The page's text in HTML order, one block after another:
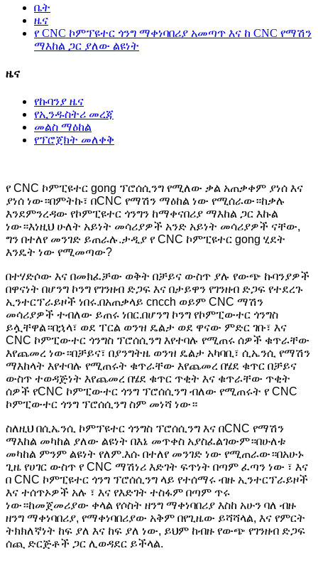
ቤት
ዜና
የ CNC ኮምፕዩተር ጎንግ ማቀነባበሪያ አመጣጥ እና ከ CNC የማሽን
ማእከል ጋር ያለው ልዩነት
ዜና
የኩባንያ ዜና
የኢንዱስትሪ መረጃ
መልስ ማዕከል
የፕሮጀክት መለቀቅ
የ CNC ኮምፒዩተር gong ፕሮሰሲንግ የሚለው ቃል አጠቃቀም ያነሰ እና
ያነሰ ነው።በምትኩ፣ በCNC የማሽን ማዕከል ነው የሚሰራው።ከቃሉ
እንደምንረዳው የኮምፒዩተር ጎንግን ከማቀናበሪያ ማእከል ጋር እኩል
ነው።እነዚህ ሁለት አይነት መሳሪያዎች አንድ አይነት መሳሪያዎች ናቸው,
ግን በተለየ መንገድ ይጠራሉ.ታዲያ የ CNC ኮምፒዩተር gong ሂደት
እንዴት ነው የሚመጣው?
በተሃድሶው እና በመክፈቻው ወቅት በቻይና ውስጥ ያሉ የውጭ ኩባንያዎች
በዋናነት በሆንግ ኮንግ የገንዘብ ድጋፍ እና በታይዋን የገንዘብ ድጋፍ የተደረጉ
ኢንተርፕራይዞች ነበሩ.በአጠቃላይ cncch ወይም CNC ማሽን
መሳሪያዎች ተብለው ይጠሩ ነበር.በሆንግ ኮንግ የኮምፒውተር ጎንግስ
ይሏቸዋል።በኋላ፣ ወደ ፐርል ወንዝ ዴልታ ወደ ዋናው ምድር ገቡ፣ እና
CNC ኮምፒውተር ጎንግስ ፕሮሰሲንግ እየተባሉ የሚጠሩ ሰዎች ቁጥራቸው
እየጨመረ ነው።በቻይና፣ በያንግትዜ ወንዝ ዴልታ አካባቢ፣ ሲኤንሲ የማሽን
ማእከላት እየተባሉ የሚጠሩት ቁጥራቸው እየጨመረ በሄደ ቁጥር በቻይና
ውስጥ ተወዳጅነት እየጨመረ በሄደ ቁጥር ጥቂት እና ቁጥራቸው ጥቂት
ሰዎች የCNC ኮምፒውተር ጎንግ ፕሮሰሲንግ ብለው የሚጠሩት የ CNC
ኮምፒውተር ጎንግ ፕሮሰሲንግ ስም መነሻ ነው።
ስለዚህ በሲኤንሲ ኮምፕዩተር ጎንግስ ፕሮሰሲንግ እና በCNC የማሽን
ማእከል መካከል ያለው ልዩነት በእኔ መጥቀስ አያስፈልገውም።በሁለቱ
መካከል ምንም ልዩነት የለም.እሱ በተለየ መንገድ ነው የሚጠራው።በአሁኑ
ጊዜ የሀገር ውስጥ የ CNC ማሽነሪ እድገት ፍጥነት በጣም ፈጣን ነው ፣ እና
በ CNC ኮምፒዩተር ጎንግ ፕሮሰሲንግ ላይ የተሰማሩ ብዙ ኢንተርፕራይዞች
እና ተሰጥኦዎች አሉ ፣ እና የእድገት ተስፋም በጣም ጥሩ
ነው።ከመጀመሪያው ቀላል የሶስት ዘንግ ማቀነባበሪያ እስከ አሁን ባለ ብዙ
ዘንግ ማቀነባበሪያ, የማቀነባበሪያው አቅም በየጊዜው ይሻሻላል, እና የምርት
ትክክለኛነት ከፍ ያለ እና ከፍ ያለ ነው, ይህም ከብዙ የውጭ የገንዘብ ድጋፍ
ሰጪ ድርጅቶች ጋር ሊወዳደር ይችላል.